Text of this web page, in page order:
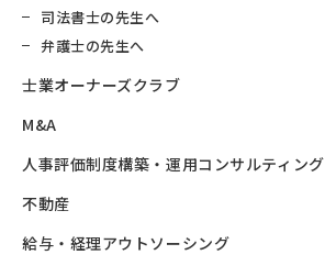
司法書士の先生へ
弁護士の先生へ
士業オーナーズクラブ
M&A
人事評価制度構築・運用コンサルティング
不動産
給与・経理アウトソーシング